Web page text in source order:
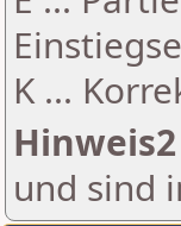
K ...
Hinweis2
und sind